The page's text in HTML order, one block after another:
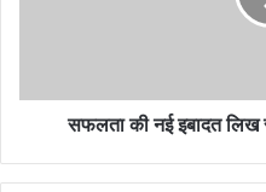
सफलता की नई इबादत लिख